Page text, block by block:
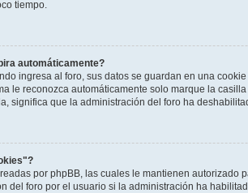
tiempo.
automáticamente?
ingresa al foro, sus datos se guardan en una
le reconozca automáticamente solo marque la
significa que la administración del foro ha
por phpBB, las cuales le mantienen
del foro por el usuario si la administración ha